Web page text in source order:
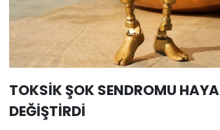
TOKSİK ŞOK SENDROMU
DEĞİŞTİRDİ